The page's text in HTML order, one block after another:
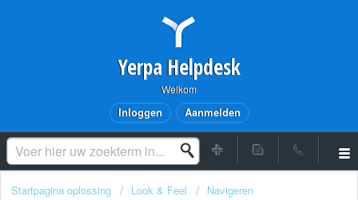
Yerpa Helpdesk
Welkom
Inloggen Aanmelden
Startpagina oplossing Look & Feel Navigeren